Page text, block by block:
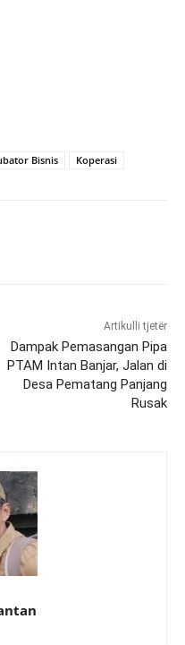
Bisnis Koperasi
Artikulli tjetër
Dampak Pemasangan Pipa
PTAM Intan Banjar, Jalan di
Desa Pematang Panjang
Rusak